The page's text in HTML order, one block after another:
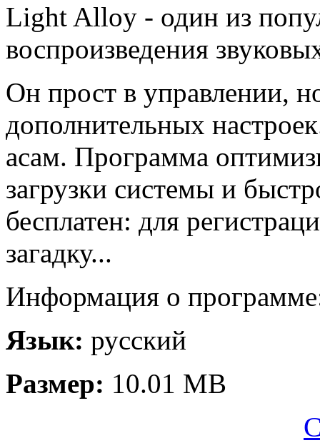
Light Alloy - один из
воспроизведения
Он прост в управлении,
дополнительных
асам. Программа
загрузки системы и
бесплатен: для
загадку...
Информация о
Язык: русский
Размер: 10.01 MB